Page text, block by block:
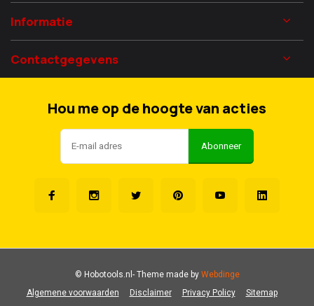
Informatie
Contactgegevens
Hou me op de hoogte van acties
Abonneer
Algemene voorwaarden Disclaimer Privacy Policy Sitemap
© Hobotools.nl- Theme made byWebdinge